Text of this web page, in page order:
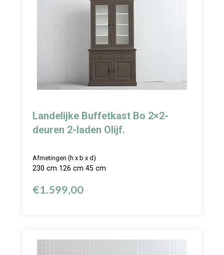
Landelijke Buffetkast Bo 2×2-
deuren 2-laden Olijf.
Afmetingen (h x b x d)
230 cm 126 cm 45 cm
€1.599,00